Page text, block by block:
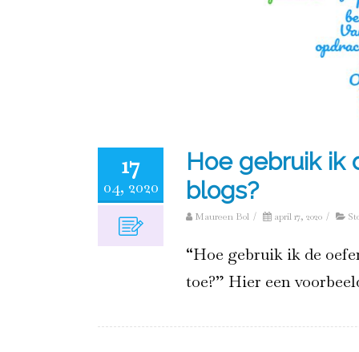
17
04, 2020
Hoe gebruik ik
blogs?
Maureen Bol / april 17, 2020 /
“Hoe gebruik ik de
toe?” Hier een